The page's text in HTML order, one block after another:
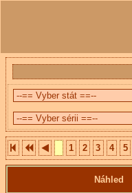
1 2 3 4 5
Náhled